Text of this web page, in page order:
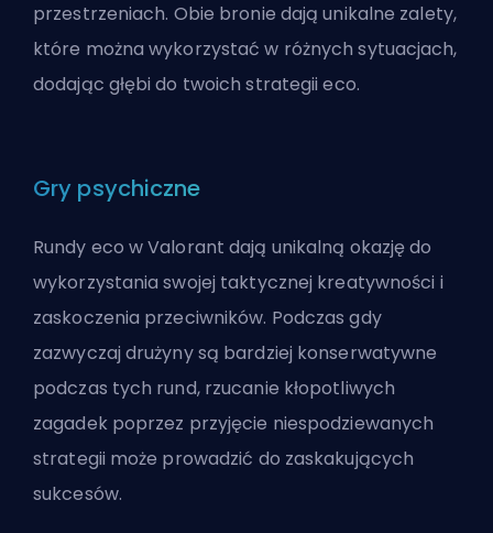
przestrzeniach. Obie bronie dają unikalne zalety,
które można wykorzystać w różnych sytuacjach,
dodając głębi do twoich strategii eco.
Gry psychiczne
Rundy eco w Valorant dają unikalną okazję do
wykorzystania swojej taktycznej kreatywności i
zaskoczenia przeciwników. Podczas gdy
zazwyczaj drużyny są bardziej konserwatywne
podczas tych rund, rzucanie kłopotliwych
zagadek poprzez przyjęcie niespodziewanych
strategii może prowadzić do zaskakujących
sukcesów.